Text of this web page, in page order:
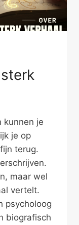
kunnen je
je op
terug.
maar wel
vertelt.
psycholoog
biografisch